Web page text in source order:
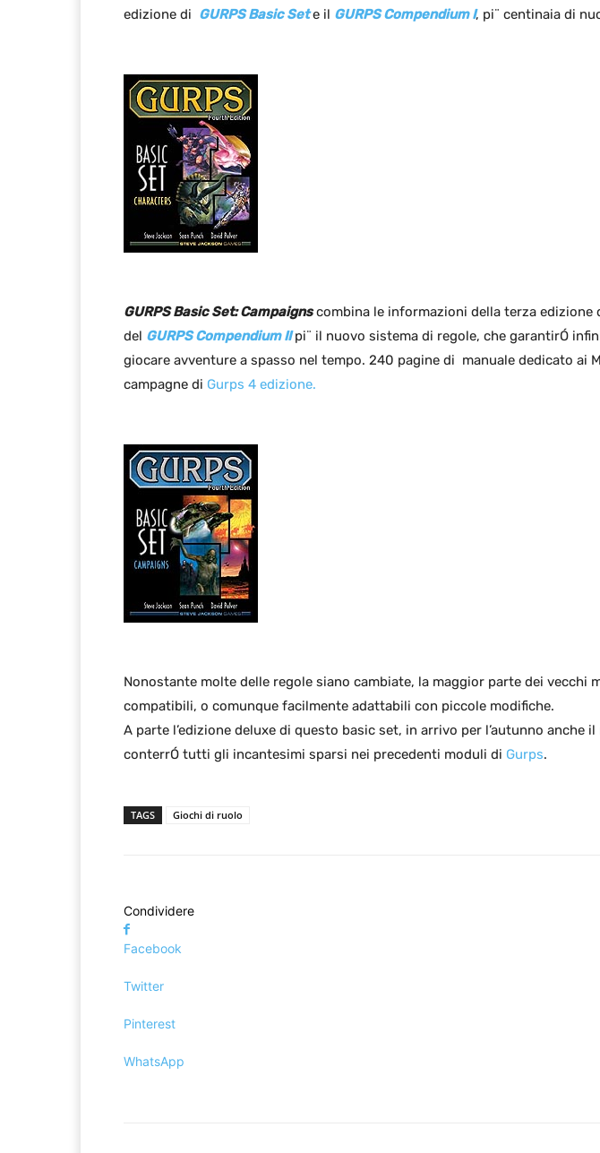
edizione di GURPS Basic Sete il GURPS Compendium I, pi¨ centinaia di
GURPS Basic Set: Campaignscombina le informazioni della terza edizione
del GURPS Compendium IIpi¨ il nuovo sistema di regole, che garantirÓ
giocare avventure a spasso nel tempo. 240 pagine di manuale dedicato ai
campagne di Gurps 4 edizione.
Nonostante molte delle regole siano cambiate, la maggior parte dei vecchi
compatibili, o comunque facilmente adattabili con piccole modifiche.
A parte l’edizione deluxe di questo basic set, in arrivo per l’autunno anche
conterrÓ tutti gli incantesimi sparsi nei precedenti moduli di Gurps.
TAGS Giochi di ruolo
Condividere
Facebook
Twitter
Pinterest
WhatsApp